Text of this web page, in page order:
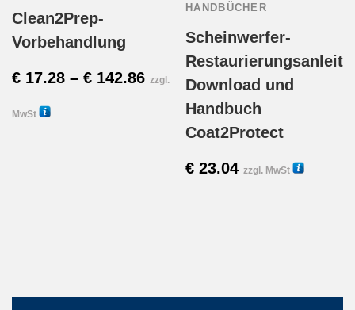
Clean2Prep-
Vorbehandlung
€ 17.28 – € 142.86Preisspanne:
€ 17.28
€ 142.86
zzgl.
MwSt
Produkt
auf.
HANDBÜCHER
Scheinwerfer-
Download und
Handbuch
Coat2Protect
€ 23.04 zzgl. MwSt